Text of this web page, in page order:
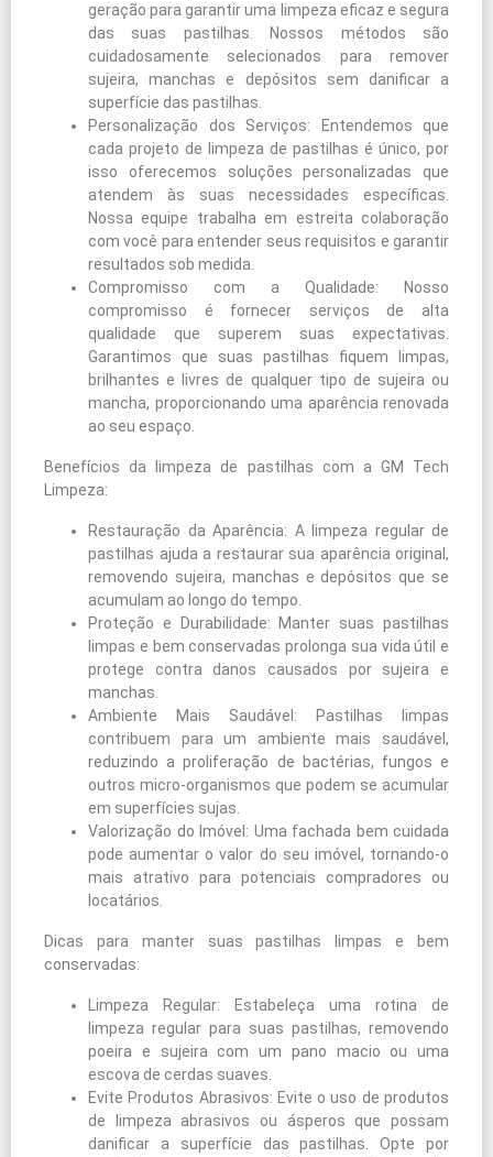
geração para garantir uma limpeza eficaz e segura
das suas pastilhas. Nossos métodos são
cuidadosamente selecionados para remover
sujeira, manchas e depósitos sem danificar a
superfície das pastilhas.
Personalização dos Serviços: Entendemos que
cada projeto de limpeza de pastilhas é único, por
isso oferecemos soluções personalizadas que
atendem às suas necessidades específicas.
Nossa equipe trabalha em estreita colaboração
com você para entender seus requisitos e garantir
resultados sob medida.
Compromisso com a Qualidade: Nosso
compromisso é fornecer serviços de alta
qualidade que superem suas expectativas.
Garantimos que suas pastilhas fiquem limpas,
brilhantes e livres de qualquer tipo de sujeira ou
mancha, proporcionando uma aparência renovada
ao seu espaço.
Benefícios da limpeza de pastilhas com a GM Tech
Limpeza:
Restauração da Aparência: A limpeza regular de
pastilhas ajuda a restaurar sua aparência original,
removendo sujeira, manchas e depósitos que se
acumulam ao longo do tempo.
Proteção e Durabilidade: Manter suas pastilhas
limpas e bem conservadas prolonga sua vida útil e
protege contra danos causados por sujeira e
manchas.
Ambiente Mais Saudável: Pastilhas limpas
contribuem para um ambiente mais saudável,
reduzindo a proliferação de bactérias, fungos e
outros micro-organismos que podem se acumular
em superfícies sujas.
Valorização do Imóvel: Uma fachada bem cuidada
pode aumentar o valor do seu imóvel, tornando-o
mais atrativo para potenciais compradores ou
locatários.
Dicas para manter suas pastilhas limpas e bem
conservadas:
Limpeza Regular: Estabeleça uma rotina de
limpeza regular para suas pastilhas, removendo
poeira e sujeira com um pano macio ou uma
escova de cerdas suaves.
Evite Produtos Abrasivos: Evite o uso de produtos
de limpeza abrasivos ou ásperos que possam
danificar a superfície das pastilhas. Opte por